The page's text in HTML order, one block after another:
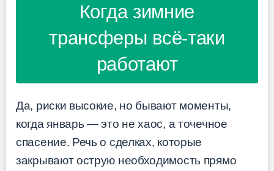
Когда зимние
трансферы всё-таки
работают
Да, риски высокие, но бывают моменты,
когда январь — это не хаос, а точечное
спасение. Речь о сделках, которые
закрывают острую необходимость прямо